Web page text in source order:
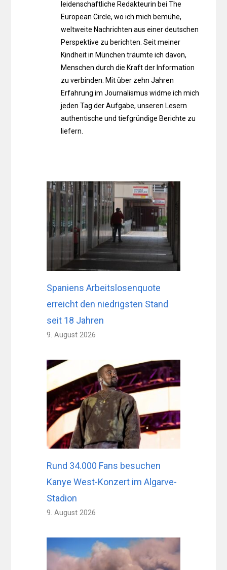
leidenschaftliche Redakteurin bei The
European Circle, wo ich mich bemühe,
weltweite Nachrichten aus einer deutschen
Perspektive zu berichten. Seit meiner
Kindheit in München träumte ich davon,
Menschen durch die Kraft der Information
zu verbinden. Mit über zehn Jahren
Erfahrung im Journalismus widme ich mich
jeden Tag der Aufgabe, unseren Lesern
authentische und tiefgründige Berichte zu
liefern.
Spaniens Arbeitslosenquote
erreicht den niedrigsten Stand
seit 18 Jahren
9. August 2026
Rund 34.000 Fans besuchen
Kanye West-Konzert im Algarve-
Stadion
9. August 2026